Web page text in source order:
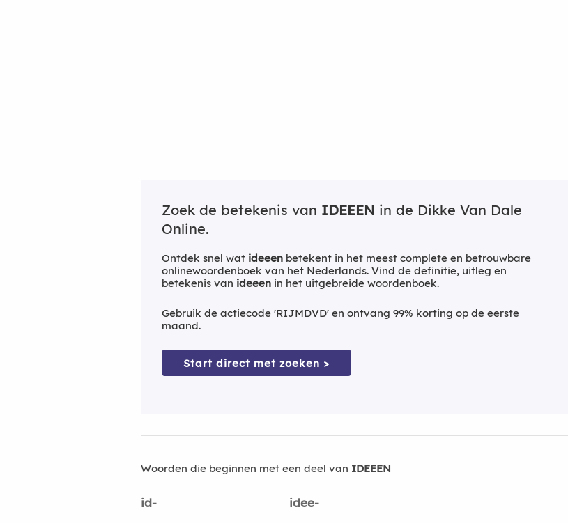
Zoek de betekenis van IDEEEN in de Dikke Van Dale
Online.
Ontdek snel wat ideeen betekent in het meest complete en betrouwbare
onlinewoordenboek van het Nederlands. Vind de definitie, uitleg en
betekenis van ideeen in het uitgebreide woordenboek.
Gebruik de actiecode 'RIJMDVD' en ontvang 99% korting op de eerste
maand.
Start direct met zoeken >
Woorden die beginnen met een deel van IDEEEN
id- idee-